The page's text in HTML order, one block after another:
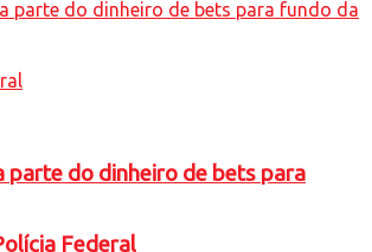
parte do dinheiro de bets para
Federal